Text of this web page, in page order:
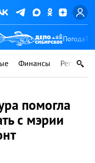
Погода
Финансы Регионы
помогла
с мэрии